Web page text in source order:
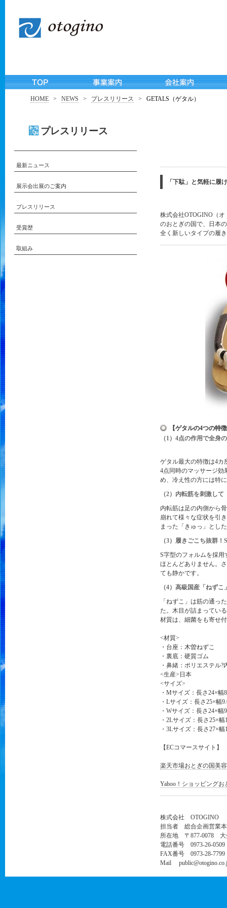
HOME > NEWS > プレスリリース > GETALS（ゲタル）
プレスリリース
「下駄」と気軽に履
株式会社OTOGINO（
のおとぎの国で、日本
全く新しいタイプの履
【ゲタルの4つの特
（1）4点の作用で全身
ゲタル最大の特徴は4カ
4点同時のマッサージ効
め、冷え性の方には特
（2）内転筋を刺激し
内転筋は足の内側から
崩れて様々な症状を引
まった「きゅっ」とし
（3）履きごこち抜群！
S字型のフォルムを採
ほとんどありません。
ても静かです。
（4）高級国産「ねずこ
「ねずこ」は筋の通っ
た。木目が詰まってい
材質は、細菌をも寄せ
<材質>
・台座：木曽ねずこ
・裏底：硬質ゴム
・鼻緒：ポリエステル?
<生産>日本
<サイズ>
・Mサイズ：長さ24×
・Lサイズ：長さ25×幅
・Wサイズ：長さ24×
・2Lサイズ：長さ25×
・3Lサイズ：長さ27×
【ECコマースサイト】
楽天市場おとぎの国美
Yahoo！ショッピングお
株式会社 OTOGINO
担当者 総合企画営業
所在地 〒877-0078 大
電話番号 0973-26-0509
FAX番号 0973-28-7799
Mail
最新ニュース
展示会出展のご案内
プレスリリース
受賞歴
取組み